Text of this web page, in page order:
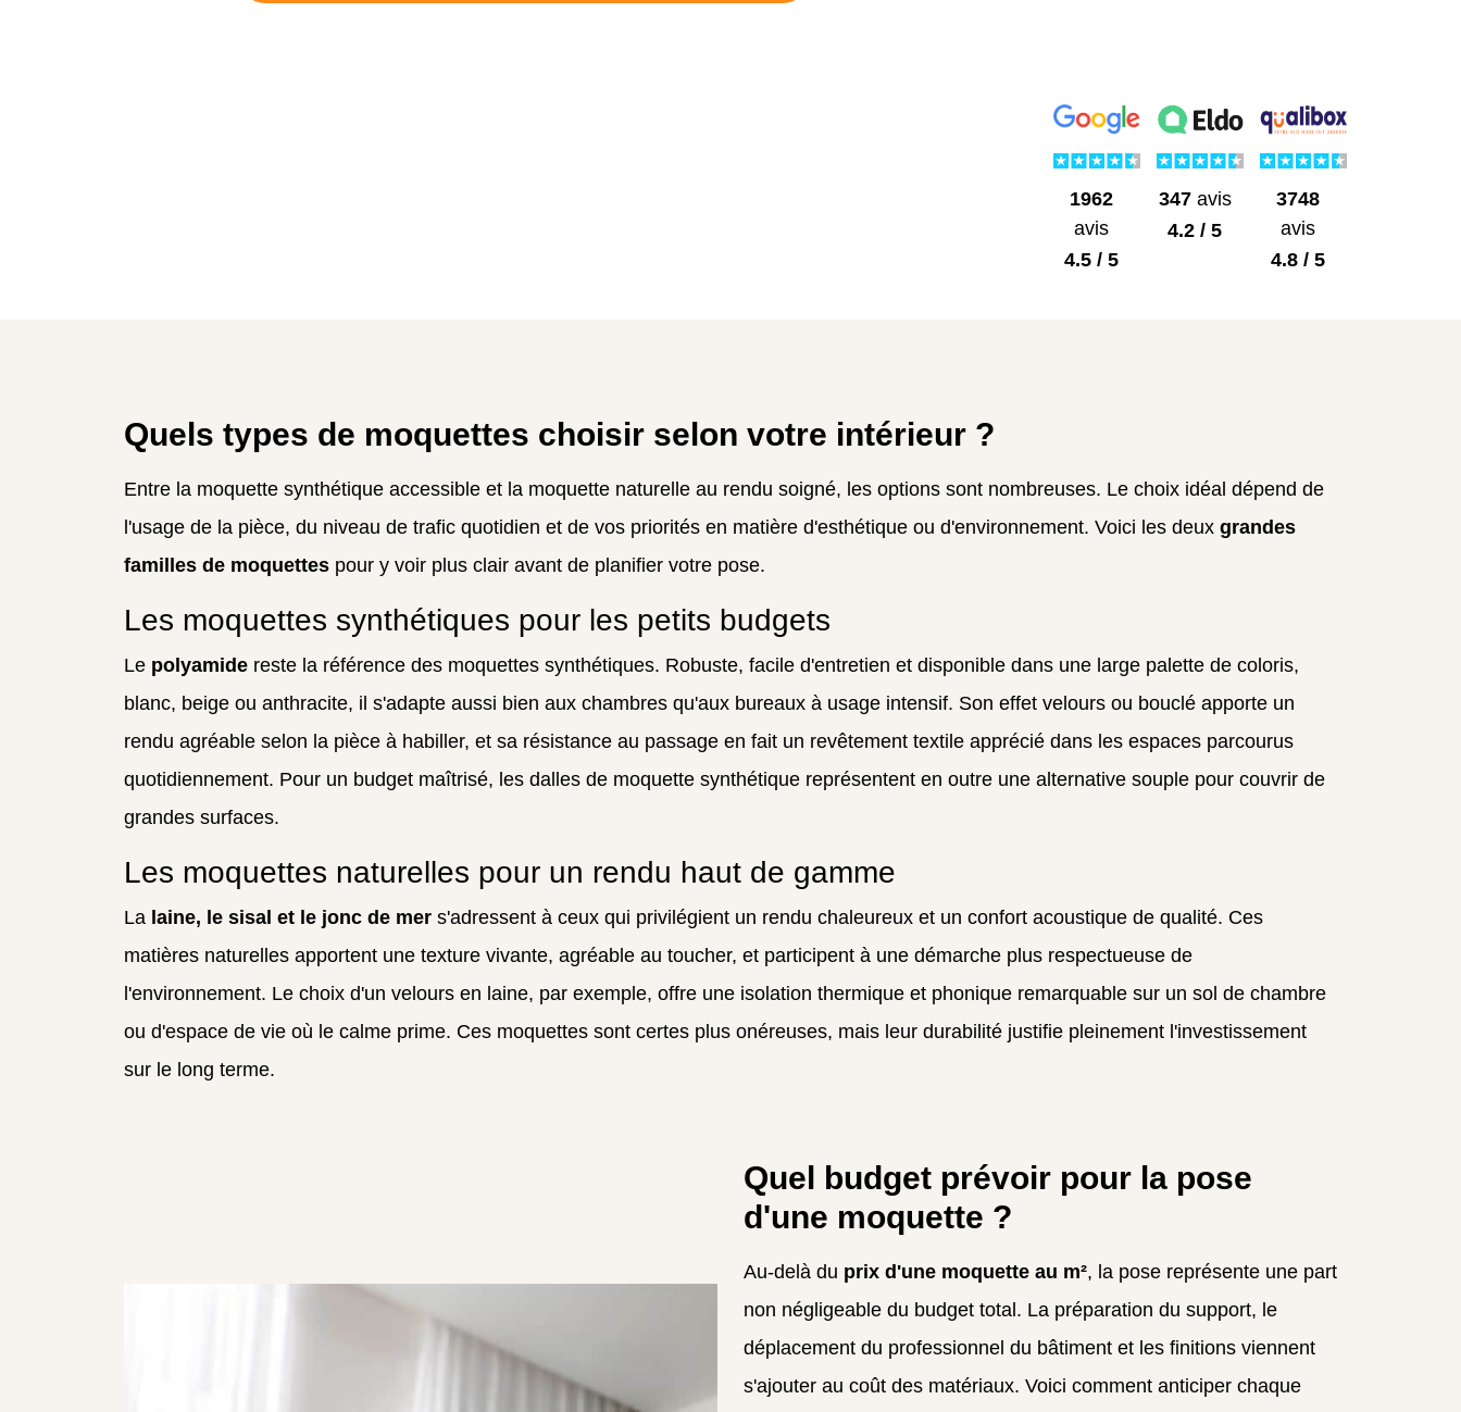
1962
avis
4.5 / 5
347avis
4.2 / 5
3748
avis
4.8 / 5
Quels types de moquettes choisir selon votre intérieur ?
Entre la moquette synthétique accessible et la moquette naturelle au rendu soigné, les options sont nombreuses. Le choix idéal dépend de
l'usage de la pièce, du niveau de trafic quotidien et de vos priorités en matière d'esthétique ou d'environnement. Voici les deux grandes
familles de moquettes pour y voir plus clair avant de planifier votre pose.
Les moquettes synthétiques pour les petits budgets
Le polyamide reste la référence des moquettes synthétiques. Robuste, facile d'entretien et disponible dans une large palette de coloris,
blanc, beige ou anthracite, il s'adapte aussi bien aux chambres qu'aux bureaux à usage intensif. Son effet velours ou bouclé apporte un
rendu agréable selon la pièce à habiller, et sa résistance au passage en fait un revêtement textile apprécié dans les espaces parcourus
quotidiennement. Pour un budget maîtrisé, les dalles de moquette synthétique représentent en outre une alternative souple pour couvrir de
grandes surfaces.
Les moquettes naturelles pour un rendu haut de gamme
La laine, le sisal et le jonc de mer s'adressent à ceux qui privilégient un rendu chaleureux et un confort acoustique de qualité. Ces
matières naturelles apportent une texture vivante, agréable au toucher, et participent à une démarche plus respectueuse de
l'environnement. Le choix d'un velours en laine, par exemple, offre une isolation thermique et phonique remarquable sur un sol de chambre
ou d'espace de vie où le calme prime. Ces moquettes sont certes plus onéreuses, mais leur durabilité justifie pleinement l'investissement
sur le long terme.
Quel budget prévoir pour la pose
d'une moquette ?
Au-delà du prix d'une moquette au m², la pose représente une part
non négligeable du budget total. La préparation du support, le
déplacement du professionnel du bâtiment et les finitions viennent
s'ajouter au coût des matériaux. Voici comment anticiper chaque